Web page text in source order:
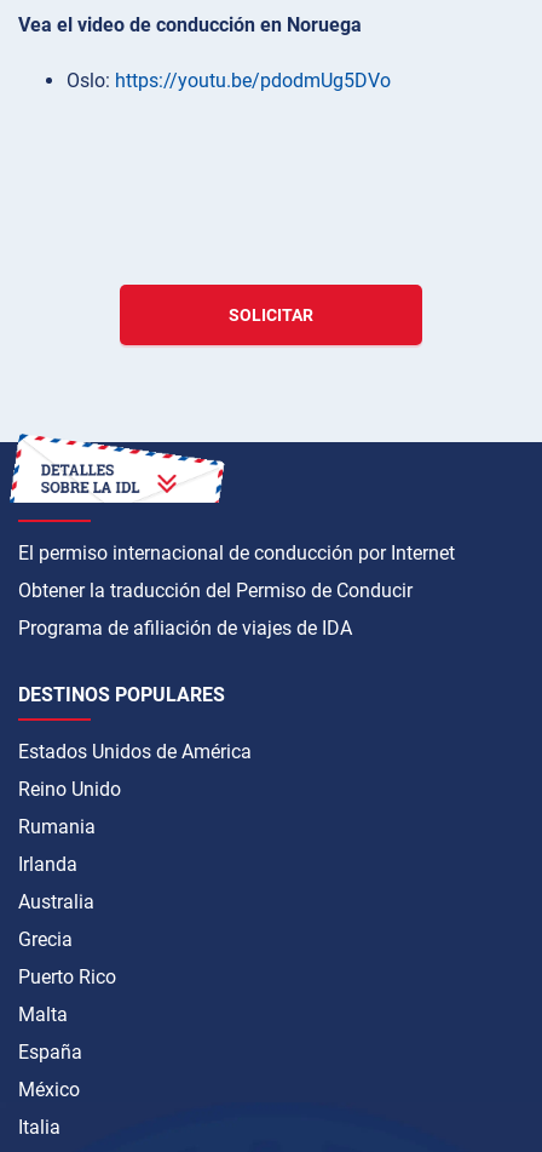
Vea el video de conducción en Noruega
Oslo: https://youtu.be/pdodmUg5DVo
SOLICITAR
CÓMO OBTENER
El permiso internacional de conducción por Internet
Obtener la traducción del Permiso de Conducir
Programa de afiliación de viajes de IDA
DESTINOS POPULARES
Estados Unidos de América
Reino Unido
Rumania
Irlanda
Australia
Grecia
Puerto Rico
Malta
España
México
Italia